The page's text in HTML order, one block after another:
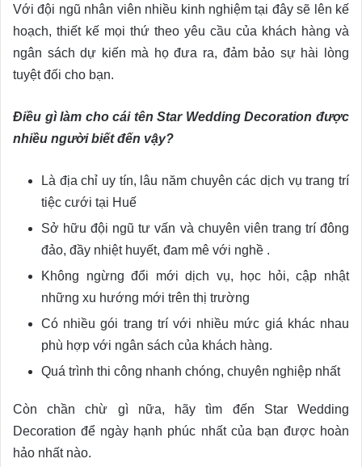
Với đội ngũ nhân viên nhiều kinh nghiệm tại đây sẽ lên kế
hoạch, thiết kế mọi thứ theo yêu cầu của khách hàng và
ngân sách dự kiến mà họ đưa ra, đảm bảo sự hài lòng
tuyệt đối cho bạn.
Điều gì làm cho cái tên Star Wedding Decoration được
nhiều người biết đến vậy?
Là địa chỉ uy tín, lâu năm chuyên các dịch vụ trang trí
tiệc cưới tại Huế
Sở hữu đội ngũ tư vấn và chuyên viên trang trí đông
đảo, đầy nhiệt huyết, đam mê với nghề .
Không ngừng đổi mới dịch vụ, học hỏi, cập nhật
những xu hướng mới trên thị trường
Có nhiều gói trang trí với nhiều mức giá khác nhau
phù hợp với ngân sách của khách hàng.
Quá trình thi công nhanh chóng, chuyên nghiệp nhất
Còn chần chừ gì nữa, hãy tìm đến Star Wedding
Decoration để ngày hạnh phúc nhất của bạn được hoàn
hảo nhất nào.